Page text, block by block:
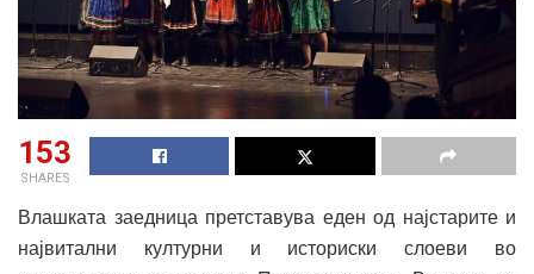
153
SHARES
Влашката заедница претставува еден од најстарите и
највитални културни и историски слоеви во